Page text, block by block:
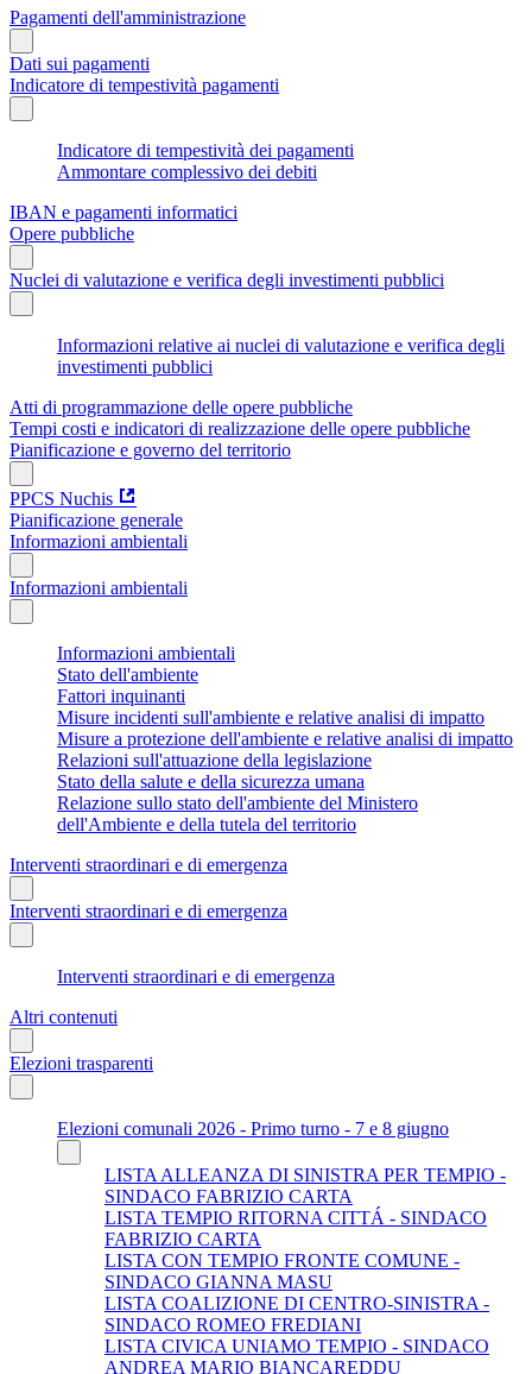
Pagamenti dell'amministrazione
Dati sui pagamenti
Indicatore di tempestività pagamenti
Indicatore di tempestività dei pagamenti
Ammontare complessivo dei debiti
IBAN e pagamenti informatici
Opere pubbliche
Nuclei di valutazione e verifica degli investimenti pubblici
Informazioni relative ai nuclei di valutazione e verifica degli
investimenti pubblici
Atti di programmazione delle opere pubbliche
Tempi costi e indicatori di realizzazione delle opere pubbliche
Pianificazione e governo del territorio
PPCS Nuchis
Pianificazione generale
Informazioni ambientali
Informazioni ambientali
Informazioni ambientali
Stato dell'ambiente
Fattori inquinanti
Misure incidenti sull'ambiente e relative analisi di impatto
Misure a protezione dell'ambiente e relative analisi di impatto
Relazioni sull'attuazione della legislazione
Stato della salute e della sicurezza umana
Relazione sullo stato dell'ambiente del Ministero
dell'Ambiente e della tutela del territorio
Interventi straordinari e di emergenza
Interventi straordinari e di emergenza
Interventi straordinari e di emergenza
Altri contenuti
Elezioni trasparenti
Elezioni comunali 2026 - Primo turno - 7 e 8 giugno
LISTA ALLEANZA DI SINISTRA PER TEMPIO -
SINDACO FABRIZIO CARTA
LISTA TEMPIO RITORNA CITTÁ - SINDACO
FABRIZIO CARTA
LISTA CON TEMPIO FRONTE COMUNE -
SINDACO GIANNA MASU
LISTA COALIZIONE DI CENTRO-SINISTRA -
SINDACO ROMEO FREDIANI
LISTA CIVICA UNIAMO TEMPIO - SINDACO
ANDREA MARIO BIANCAREDDU